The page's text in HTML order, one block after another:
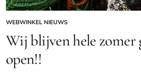
GEPLAATST
IN
WEBWINKEL NIEUWS
Wij blijven hele zomer
open!!